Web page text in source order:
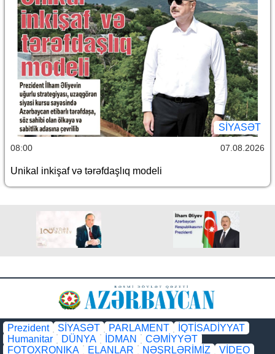
SİYASƏT
08:00 07.08.2026
Unikal inkişaf və tərəfdaşlıq modeli
Prezident SİYASƏT PARLAMENT
İQTİSADİYYAT
Humanitar
DÜNYA İDMAN
CƏMİYYƏT
FOTOXRONIKA
ELANLAR NƏŞRLƏRİMİZ VİDEO